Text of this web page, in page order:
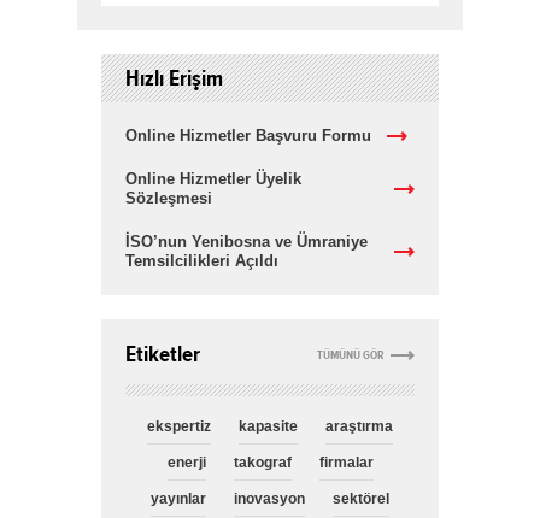
Hızlı Erişim
Online Hizmetler Başvuru Formu
Online Hizmetler Üyelik
Sözleşmesi
İSO’nun Yenibosna ve Ümraniye
Temsilcilikleri Açıldı
TÜMÜNÜ GÖR
Etiketler
ekspertiz kapasite araştırma
enerji takograf firmalar
yayınlar inovasyon sektörel